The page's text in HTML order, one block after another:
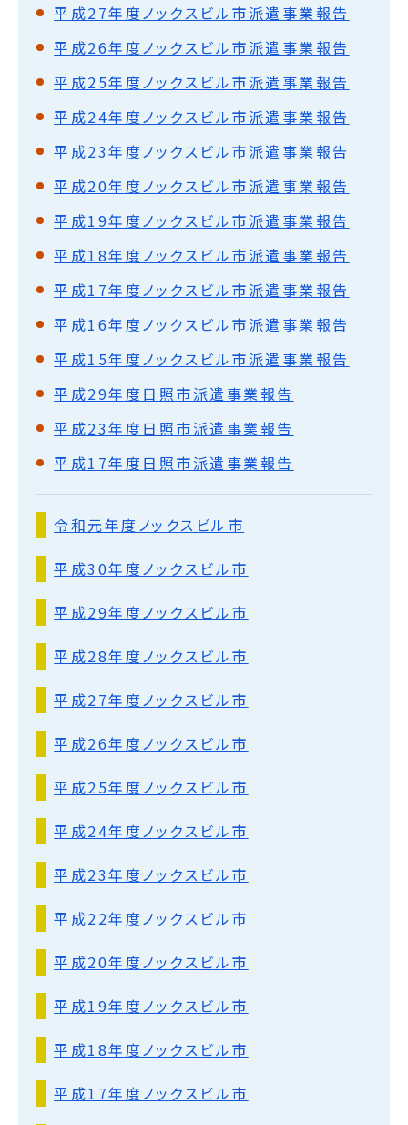
平成27年度ノックスビル市派遣事業報告
平成26年度ノックスビル市派遣事業報告
平成25年度ノックスビル市派遣事業報告
平成24年度ノックスビル市派遣事業報告
平成23年度ノックスビル市派遣事業報告
平成20年度ノックスビル市派遣事業報告
平成19年度ノックスビル市派遣事業報告
平成18年度ノックスビル市派遣事業報告
平成17年度ノックスビル市派遣事業報告
平成16年度ノックスビル市派遣事業報告
平成15年度ノックスビル市派遣事業報告
平成29年度日照市派遣事業報告
平成23年度日照市派遣事業報告
平成17年度日照市派遣事業報告
令和元年度ノックスビル市
平成30年度ノックスビル市
平成29年度ノックスビル市
平成28年度ノックスビル市
平成27年度ノックスビル市
平成26年度ノックスビル市
平成25年度ノックスビル市
平成24年度ノックスビル市
平成23年度ノックスビル市
平成22年度ノックスビル市
平成20年度ノックスビル市
平成19年度ノックスビル市
平成18年度ノックスビル市
平成17年度ノックスビル市